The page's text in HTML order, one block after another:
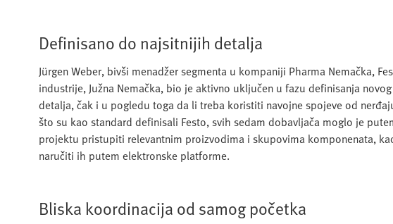
Definisano do najsitnijih detalja
Jürgen Weber, bivši menadžer segmenta u kompaniji Pharma Nemačka,
industrije, Južna Nemačka, bio je aktivno uključen u fazu definisanja
detalja, čak i u pogledu toga da li treba koristiti navojne spojeve od
što su kao standard definisali Festo, svih sedam dobavljača moglo je
projektu pristupiti relevantnim proizvodima i skupovima komponenata,
naručiti ih putem elektronske platforme.
Bliska koordinacija od samog početka